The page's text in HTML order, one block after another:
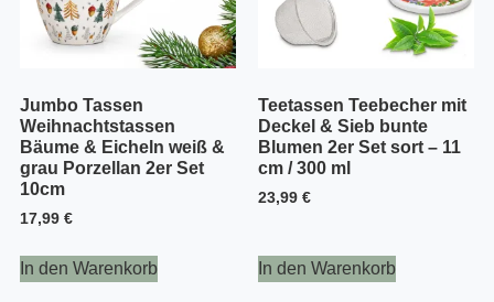
Jumbo Tassen
Weihnachtstassen
Bäume & Eicheln weiß &
grau Porzellan 2er Set
10cm
17,99 €
In den Warenkorb
Teetassen Teebecher mit
Deckel & Sieb bunte
Blumen 2er Set sort – 11
cm / 300 ml
23,99 €
In den Warenkorb